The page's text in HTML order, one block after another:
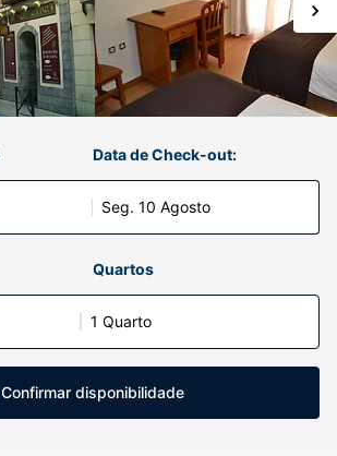
Data de Check-out:
Seg. 10 Agosto
Quartos
1 Quarto
Confirmar disponibilidade